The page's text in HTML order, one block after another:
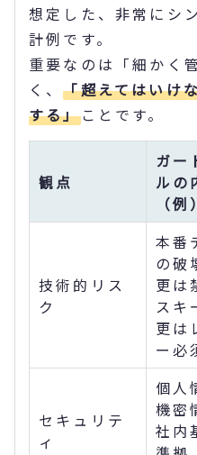
想定した、非常にシ
計例です。
重要なのは「細かく
く、「超えてはいけ
する」ことです。
観点
ガー
ルの
（例）
技術的リス
ク
本番
の破
更は
スキ
更は
ー必
セキュリテ
ィ
個人
機密
社内